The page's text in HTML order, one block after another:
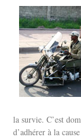
la survie. C’est
d’adhérer à la